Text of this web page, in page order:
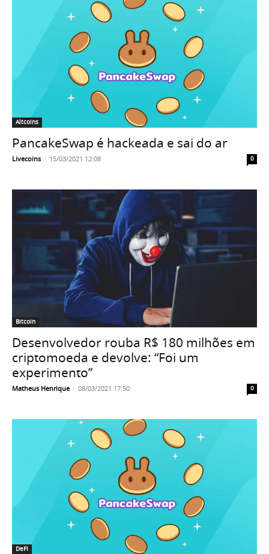
Altcoins
PancakeSwap é hackeada e sai do ar
Livecoins - 15/03/2021 12:08 0
Bitcoin
Desenvolvedor rouba R$ 180 milhões em
criptomoeda e devolve: “Foi um
experimento”
Matheus Henrique - 08/03/2021 17:50 0
DeFI